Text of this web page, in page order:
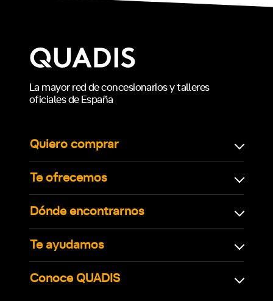
La mayor red de concesionarios y talleres
oficiales de España
Quiero comprar
Te ofrecemos
Dónde encontrarnos
Te ayudamos
Conoce QUADIS